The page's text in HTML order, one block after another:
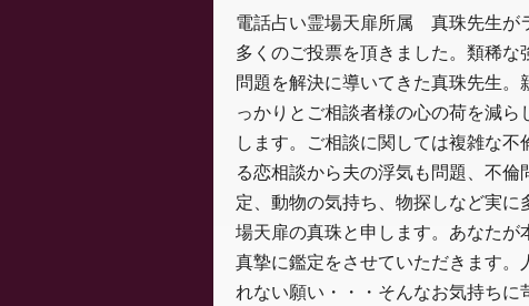
電話占い霊場天扉所属 真珠先生が
多くのご投票を頂きました。類稀
問題を解決に導いてきた真珠先生
っかりとご相談者様の心の荷を減
します。ご相談に関しては複雑な
る恋相談から夫の浮気も問題、不
定、動物の気持ち、物探しなど実
場天扉の真珠と申します。あなたが
真摯に鑑定をさせていただきます。
れない願い・・・そんなお気持ち